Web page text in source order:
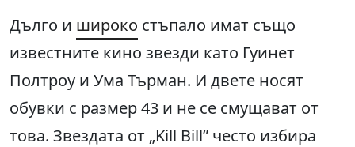
Дълго и широко стъпало имат също
известните кино звезди като Гуинет
Полтроу и Ума Търман. И двете носят
обувки с размер 43 и не се смущават от
това. Звездата от „Kill Bill” често избира